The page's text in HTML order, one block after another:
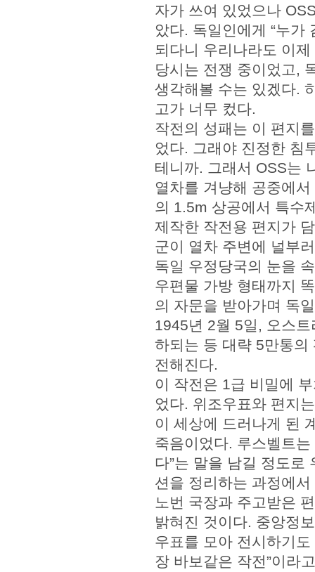
자가 쓰여 있었으나
았다. 독일인에게 “누가
되다니 우리나라도 이
당시는 전쟁 중이었고,
생각해볼 수는 있겠다.
고가 너무 컸다.
작전의 성패는 이 편지
었다. 그래야 진정한 침
테니까. 그래서 OSS는
열차를 겨냥해 공중에
의 1.5m 상공에서 특수
제작한 작전용 편지가
군이 열차 주변에 널부
독일 우정당국의 눈을
우편물 가방 형태까지
의 자문을 받아가며 독
1945년 2월 5일, 오스
하되는 등 대략 5만통
전해진다.
이 작전은 1급 비밀에
었다. 위조우표와 편지
이 세상에 드러나게 된
죽음이었다. 루스벨트
다”는 말을 남길 정도로
션을 정리하는 과정에서
노번 국장과 주고받은
밝혀진 것이다. 중앙정
우표를 모아 전시하기
장 바보같은 작전”이라